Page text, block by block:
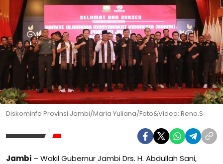
Diskominfo Provinsi Jambi/Maria Yuliana/Foto&Video: Reno.S
Jambi – Wakil Gubernur Jambi Drs. H. Abdullah Sani,